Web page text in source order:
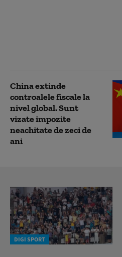
China extinde
controalele fiscale la
nivel global. Sunt
vizate impozite
neachitate de zeci de
ani
DIGI SPORT